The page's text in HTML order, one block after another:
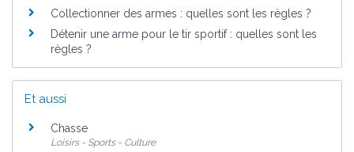
Collectionner des armes : quelles sont les règles ?
Détenir une arme pour le tir sportif : quelles sont les
règles ?
Et aussi
Chasse
Loisirs - Sports - Culture